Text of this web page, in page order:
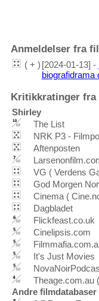
Anmeldelser fra
( + ) [2024-01-13] -
Kritikkratinger fra
Shirley
The List
NRK P3 -
Aftenposten
VG ( Verdens
God Morgen
Cinema (
Dagbladet
Flickfeast.co.uk
Cinelipsis.com
It's Just Movies
Theage.com.au
Andre filmdatabaser